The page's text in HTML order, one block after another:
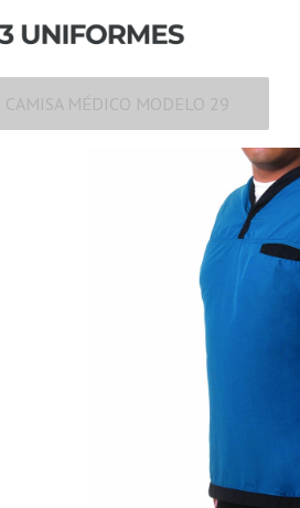
CAMISA MÉDICO MODELO 29